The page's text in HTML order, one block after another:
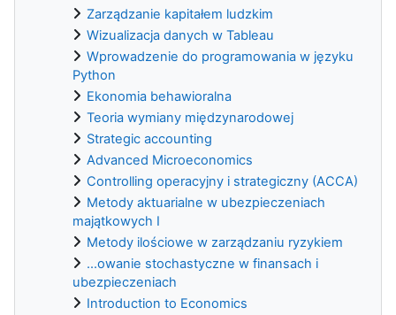
Zarządzanie kapitałem ludzkim
Wizualizacja danych w Tableau
Wprowadzenie do programowania w języku
Python
Ekonomia behawioralna
Teoria wymiany międzynarodowej
Strategic accounting
Advanced Microeconomics
Controlling operacyjny i strategiczny (ACCA)
Metody aktuarialne w ubezpieczeniach
majątkowych I
Metody ilościowe w zarządzaniu ryzykiem
...owanie stochastyczne w finansach i
ubezpieczeniach
Introduction to Economics